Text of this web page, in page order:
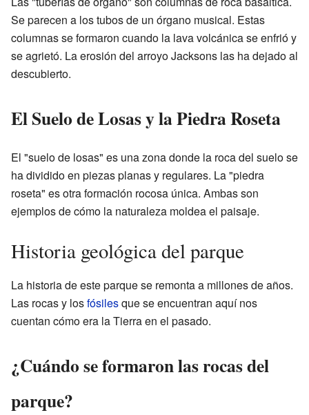
Se parecen a los tubos de un órgano musical. Estas
columnas se formaron cuando la lava volcánica se enfrió y
se agrietó. La erosión del arroyo Jacksons las ha dejado al
descubierto.
El Suelo de Losas y la Piedra Roseta
El "suelo de losas" es una zona donde la roca del suelo se
ha dividido en piezas planas y regulares. La "piedra
roseta" es otra formación rocosa única. Ambas son
ejemplos de cómo la naturaleza moldea el paisaje.
Historia geológica del parque
La historia de este parque se remonta a millones de años.
Las rocas y losfósilesque se encuentran aquí nos
cuentan cómo era la Tierra en el pasado.
¿Cuándo se formaron las rocas del
parque?